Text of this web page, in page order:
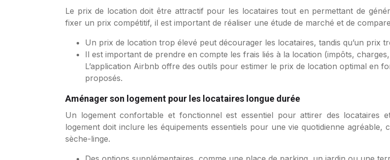
Le prix de location doit être attractif pour les locataires tout en permettant de
fixer un prix compétitif, il est important de réaliser une étude de marché et de
Un prix de location trop élevé peut décourager les locataires, tandis qu’un prix
Il est important de prendre en compte les frais liés à la location (impôts,
L’application Airbnb offre des outils pour estimer le prix de location optimal en
proposés.
Aménager son logement pour les locataires longue durée
Un logement confortable et fonctionnel est essentiel pour attirer des locataires
logement doit inclure les équipements essentiels pour une vie quotidienne
sèche-linge.